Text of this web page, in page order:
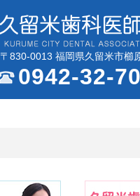
〒830-0013 福岡県久留米市櫛
0942-32-